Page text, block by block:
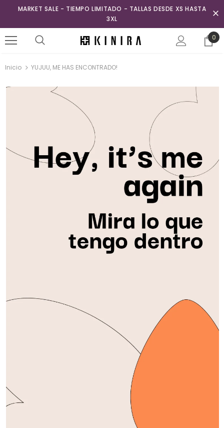
MARKET SALE - TIEMPO LIMITADO - TALLAS DESDE XS HASTA
3XL
0
Inicio YUJUU, ME HAS ENCONTRADO!